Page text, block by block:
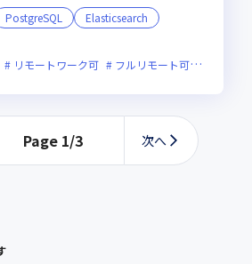
PostgreSQL
Elasticsearch
リモートワーク可 フルリモート可
Page 1/3 次へ